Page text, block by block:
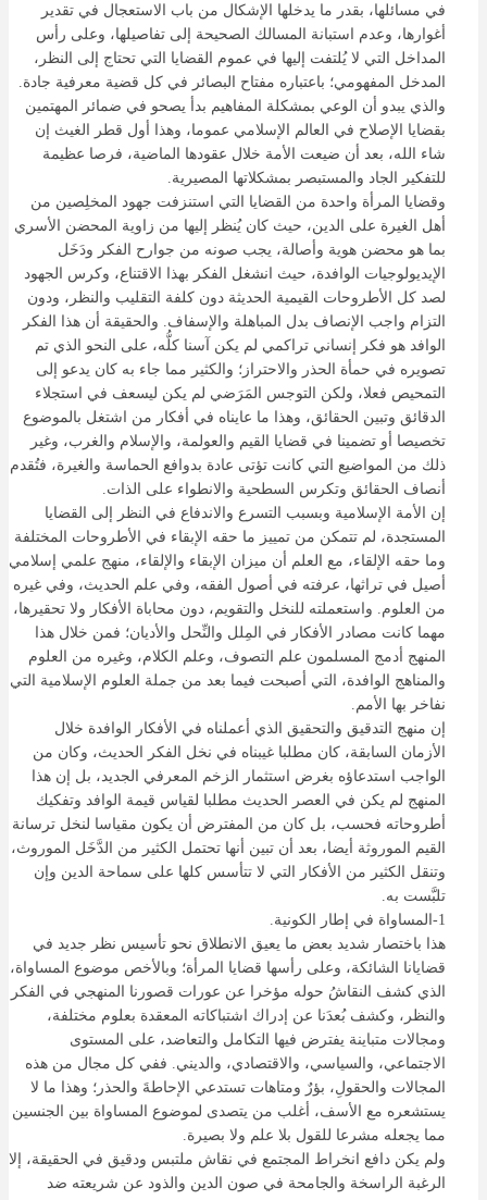
في مسائلها، بقدر ما يدخلها الإشكال من باب الاستعجال في تقدير
أغوارها، وعدم استبانة المسالك الصحيحة إلى تفاصيلها، وعلى رأس
المداخل التي لا يُلتفت إليها في عموم القضايا التي تحتاج إلى النظر،
المدخل المفهومي؛ باعتباره مفتاح البصائر في كل قضية معرفية جادة.
والذي يبدو أن الوعي بمشكلة المفاهيم بدأ يصحو في ضمائر المهتمين
بقضايا الإصلاح في العالم الإسلامي عموما، وهذا أول قطر الغيث إن
شاء الله، بعد أن ضيعت الأمة خلال عقودها الماضية، فرصا عظيمة
للتفكير الجاد والمستبصر بمشكلاتها المصيرية.
وقضايا المرأة واحدة من القضايا التي استنزفت جهود المخلِصين من
أهل الغيرة على الدين، حيث كان يُنظر إليها من زاوية المحضن الأسري
بما هو محضن هوية وأصالة، يجب صونه من جوارح الفكر ودَخَل
الإيديولوجيات الوافدة، حيث انشغل الفكر بهذا الاقتناع، وكرس الجهود
لصد كل الأطروحات القيمية الحديثة دون كلفة التقليب والنظر، ودون
التزام واجب الإنصاف بدل المباهلة والإسفاف. والحقيقة أن هذا الفكر
الوافد هو فكر إنساني تراكمي لم يكن آسنا كلُّه، على النحو الذي تم
تصويره في حمأة الحذر والاحتراز؛ والكثير مما جاء به كان يدعو إلى
التمحيص فعلا، ولكن التوجس المَرَضي لم يكن ليسعف في استجلاء
الدقائق وتبين الحقائق، وهذا ما عايناه في أفكار من اشتغل بالموضوع
تخصيصا أو تضمينا في قضايا القيم والعولمة، والإسلام والغرب، وغير
ذلك من المواضيع التي كانت تؤتى عادة بدوافع الحماسة والغيرة، فتُقدم
أنصاف الحقائق وتكرس السطحية والانطواء على الذات.
إن الأمة الإسلامية وبسبب التسرع والاندفاع في النظر إلى القضايا
المستجدة، لم تتمكن من تمييز ما حقه الإبقاء في الأطروحات المختلفة
وما حقه الإلقاء، مع العلم أن ميزان الإبقاء والإلقاء، منهج علمي إسلامي
أصيل في تراثها، عرفته في أصول الفقه، وفي علم الحديث، وفي غيره
من العلوم. واستعملته للنخل والتقويم، دون محاباة الأفكار ولا تحقيرها،
مهما كانت مصادر الأفكار في المِلل والنِّحل والأديان؛ فمن خلال هذا
المنهج أدمج المسلمون علم التصوف، وعلم الكلام، وغيره من العلوم
والمناهج الوافدة، التي أصبحت فيما بعد من جملة العلوم الإسلامية التي
نفاخر بها الأمم.
إن منهج التدقيق والتحقيق الذي أعملناه في الأفكار الوافدة خلال
الأزمان السابقة، كان مطلبا غيبناه في نخل الفكر الحديث، وكان من
الواجب استدعاؤه بغرض استثمار الزخم المعرفي الجديد، بل إن هذا
المنهج لم يكن في العصر الحديث مطلبا لقياس قيمة الوافد وتفكيك
أطروحاته فحسب، بل كان من المفترض أن يكون مقياسا لنخل ترسانة
القيم الموروثة أيضا، بعد أن تبين أنها تحتمل الكثير من الدَّخَل الموروث،
وتنقل الكثير من الأفكار التي لا تتأسس كلها على سماحة الدين وإن
تلبَّست به.
1-المساواة في إطار الكونية.
هذا باختصار شديد بعض ما يعيق الانطلاق نحو تأسيس نظر جديد في
قضايانا الشائكة، وعلى رأسها قضايا المرأة؛ وبالأخص موضوع المساواة،
الذي كشف النقاشُ حوله مؤخرا عن عورات قصورنا المنهجي في الفكر
والنظر، وكشف بُعدَنا عن إدراك اشتباكاته المعقدة بعلوم مختلفة،
ومجالات متباينة يفترض فيها التكامل والتعاضد، على المستوى
الاجتماعي، والسياسي، والاقتصادي، والديني. ففي كل مجال من هذه
المجالات والحقولِ، بؤرٌ ومتاهات تستدعي الإحاطةَ والحذر؛ وهذا ما لا
يستشعره مع الأسف، أغلب من يتصدى لموضوع المساواة بين الجنسين
مما يجعله مشرعا للقول بلا علم ولا بصيرة.
ولم يكن دافع انخراط المجتمع في نقاش ملتبس ودقيق في الحقيقة، إلا
الرغبة الراسخة والجامحة في صون الدين والذود عن شريعته ضد